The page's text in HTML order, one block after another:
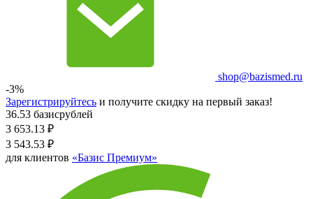
shop@bazismed.ru
-3%
Зарегистрируйтесь и получите скидку на первый заказ!
36.53 базисрублей
3 653.13 ₽
3 543.53 ₽
для клиентов «Базис Премиум»